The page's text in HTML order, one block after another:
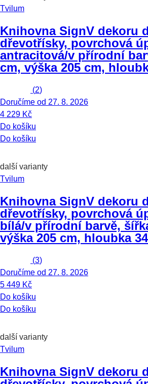
Tvilum
Knihovna SignV dekoru
dřevotřísky, povrchová
antracitová/v přírodní
cm, výška 205 cm,
(2)
Doručíme od 27. 8. 2026
4 229 Kč
Do košíku
Do košíku
další varianty
Tvilum
Knihovna SignV dekoru
dřevotřísky, povrchová
bílá/v přírodní barvě,
výška 205 cm, hloubka
(3)
Doručíme od 27. 8. 2026
5 449 Kč
Do košíku
Do košíku
další varianty
Tvilum
Knihovna SignV dekoru